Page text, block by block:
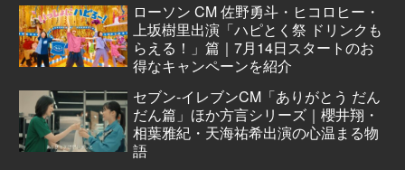
ローソン CM 佐野勇斗・ヒコロヒー・
上坂樹里出演「ハピとく祭 ドリンクも
らえる！」篇｜7月14日スタートのお
得なキャンペーンを紹介
セブン‐イレブンCM「ありがとう だん
だん篇」ほか方言シリーズ｜櫻井翔・
相葉雅紀・天海祐希出演の心温まる物
語